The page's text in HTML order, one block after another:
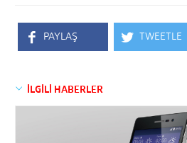
PAYLAŞ TWEETLE
İLGİLİ HABERLER